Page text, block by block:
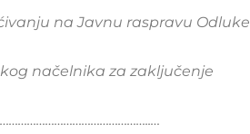
na Javnu raspravu Odluke
načelnika za zaključenje